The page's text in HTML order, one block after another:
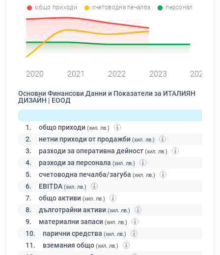
общо приходи счетоводна печалба персонал
2020 2021 2022 2023 2024
Основни Финансови Данни и Показатели за ИТАЛИЯН
ДИЗАЙН | ЕООД
1. общо приходи (хил. лв.)
2. нетни приходи от продажби (хил. лв.)
3. разходи за оперативна дейност (хил. лв.)
4. разходи за персонала (хил. лв.)
5. счетоводна печалба/загуба (хил. лв.)
6. EBITDA (хил. лв.)
7. общо активи (хил. лв.)
8. дълготрайни активи (хил. лв.)
9. материални запаси (хил. лв.)
10. парични средства (хил. лв.)
11. вземания общо (хил. лв.)